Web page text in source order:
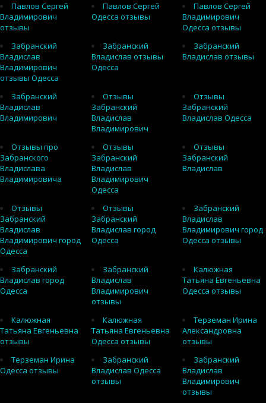
Павлов Сергей
Владимирович
отзывы
Павлов Сергей
Одесса отзывы
Павлов Сергей
Владимирович
Одесса отзывы
Забранский
Владислав
Владимирович
отзывы Одесса
Забранский
Владислав отзывы
Одесса
Забранский
Владислав отзывы
Забранский
Владислав
Владимирович
Отзывы
Забранский
Владислав
Владимирович
Отзывы
Забранский
Владислав Одесса
Отзывы про
Забранского
Владислава
Владимировича
Отзывы
Забранский
Владислав
Владимирович
Одесса
Отзывы
Забранский
Владислав
Отзывы
Забранский
Владислав
Владимирович город
Одесса
Отзывы
Забранский
Владислав город
Одесса
Забранский
Владислав
Владимирович город
Одесса отзывы
Забранский
Владислав город
Одесса
Забранский
Владислав
Владимирович
отзывы
Калюжная
Татьяна Евгеньевна
Одесса отзывы
Калюжная
Татьяна Евгеньевна
отзывы
Калюжная
Татьяна Евгеньевна
Одесса отзывы
Терземан Ирина
Александровна
отзывы
Терземан Ирина
Одесса отзывы
Забранский
Владислав Одесса
отзывы
Забранский
Владислав
Владимирович
отзывы